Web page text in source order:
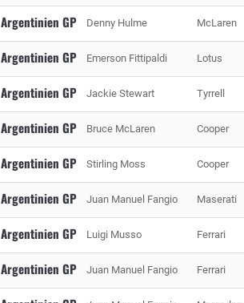
Argentinien GP Denny Hulme McLaren
Argentinien GP Emerson Fittipaldi Lotus
Argentinien GP Jackie Stewart Tyrrell
Argentinien GP Bruce McLaren Cooper
Argentinien GP Stirling Moss Cooper
Argentinien GP Juan Manuel Fangio Maserati
Argentinien GP Luigi Musso Ferrari
Argentinien GP Juan Manuel Fangio Ferrari